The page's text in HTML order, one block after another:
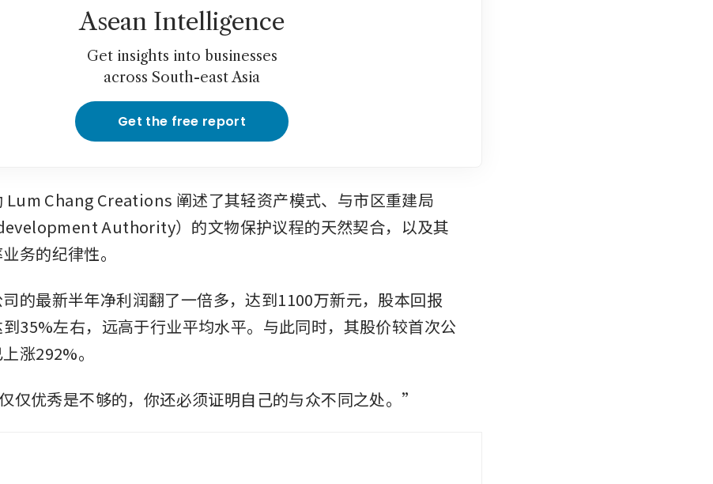
Asean Intelligence
Get insights into businesses
across South-east Asia
Get the free report
Lum Chang Creations 阐述了其轻资产模式、与市区重建局
Authority）的文物保护议程的天然契合，以及其
务的纪律性。
的最新半年净利润翻了一倍多，达到1100万新元，股本回报
到35%左右，远高于行业平均水平。与此同时，其股价较首次公
涨292%。
仅优秀是不够的，你还必须证明自己的与众不同之处。”